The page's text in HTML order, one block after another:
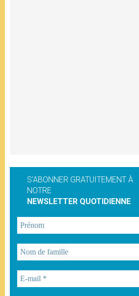
S'ABONNER GRATUITEMENT À
NOTRE
NEWSLETTER QUOTIDIENNE